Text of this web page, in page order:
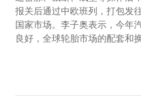
报关后通过中欧班列，打包发
国家市场。李子奥表示，今年
良好，全球轮胎市场的配套和